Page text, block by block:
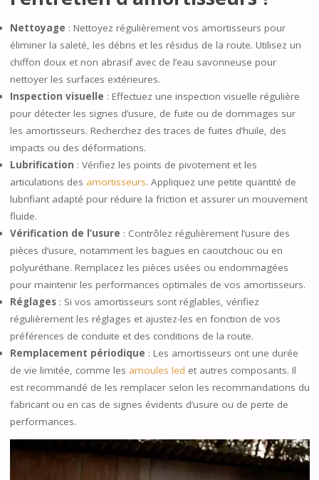
Nettoyage : Nettoyez régulièrement vos amortisseurs pour
éliminer la saleté, les débris et les résidus de la route. Utilisez un
chiffon doux et non abrasif avec de l’eau savonneuse pour
nettoyer les surfaces extérieures.
Inspection visuelle : Effectuez une inspection visuelle régulière
pour détecter les signes d’usure, de fuite ou de dommages sur
les amortisseurs. Recherchez des traces de fuites d’huile, des
impacts ou des déformations.
Lubrification : Vérifiez les points de pivotement et les
articulations des amortisseurs. Appliquez une petite quantité de
lubrifiant adapté pour réduire la friction et assurer un mouvement
fluide.
Vérification de l’usure : Contrôlez régulièrement l’usure des
pièces d’usure, notamment les bagues en caoutchouc ou en
polyuréthane. Remplacez les pièces usées ou endommagées
pour maintenir les performances optimales de vos amortisseurs.
Réglages: Si vos amortisseurs sont réglables, vérifiez
régulièrement les réglages et ajustez-les en fonction de vos
préférences de conduite et des conditions de la route.
Remplacement périodique : Les amortisseurs ont une durée
de vie limitée, comme les amoules led et autres composants. Il
est recommandé de les remplacer selon les recommandations du
fabricant ou en cas de signes évidents d’usure ou de perte de
performances.